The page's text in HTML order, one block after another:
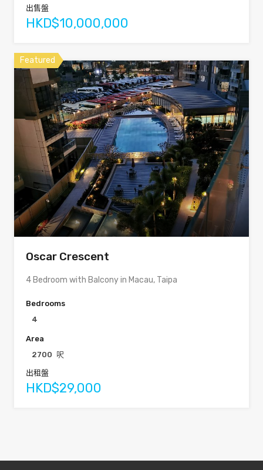
出售盤
HKD$10,000,000
Featured
Oscar Crescent
4 Bedroom with Balcony in Macau, Taipa
Bedrooms
4
Area
2700 呎
出租盤
HKD$29,000